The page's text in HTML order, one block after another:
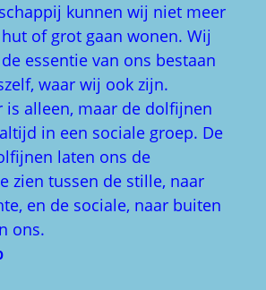
kunnen wij niet meer
of grot gaan wonen. Wij
essentie van ons bestaan
waar wij ook zijn.
is alleen, maar de dolfijnen
in een sociale groep. De
laten ons de
zien tussen de stille, naar
en de sociale, naar buiten
ons.